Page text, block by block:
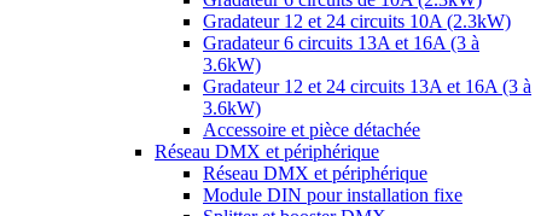
Gradateur 12 et 24 circuits 10A (2.3kW)
Gradateur 6 circuits 13A et 16A (3 à
3.6kW)
Gradateur 12 et 24 circuits 13A et 16A (3 à
3.6kW)
Accessoire et pièce détachée
Réseau DMX et périphérique
Réseau DMX et périphérique
Module DIN pour installation fixe